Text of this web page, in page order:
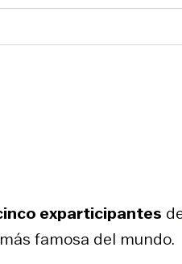
exparticipantes
más famosa del mundo.